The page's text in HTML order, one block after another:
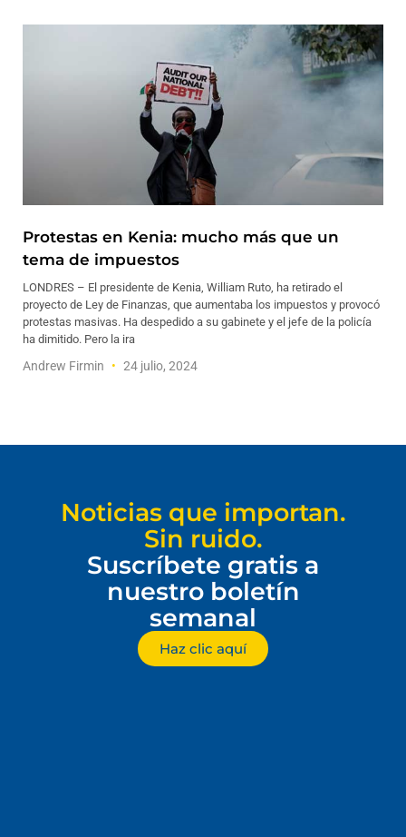
Protestas en Kenia: mucho más que un
tema de impuestos
LONDRES – El presidente de Kenia, William Ruto, ha retirado el
proyecto de Ley de Finanzas, que aumentaba los impuestos y provocó
protestas masivas. Ha despedido a su gabinete y el jefe de la policía
ha dimitido. Pero la ira
Andrew Firmin 24 julio, 2024
Noticias que importan.
Sin ruido.
Suscríbete gratis a
nuestro boletín
semanal
Haz clic aquí